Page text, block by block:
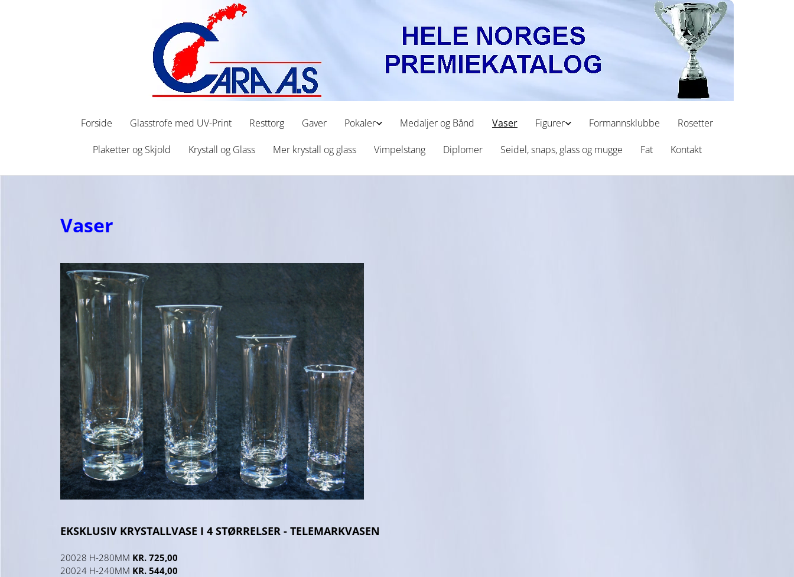
Forside Glasstrofe med UV-Print Resttorg Gaver Pokaler Medaljer og Bånd Vaser Figurer Formannsklubbe Rosetter
Plaketter og Skjold Krystall og Glass Mer krystall og glass Vimpelstang Diplomer Seidel, snaps, glass og mugge Fat Kontakt
Vaser
EKSKLUSIV KRYSTALLVASE I 4 STØRRELSER - TELEMARKVASEN
20028 H-280MM KR. 725,00
20024 H-240MM KR. 544,00